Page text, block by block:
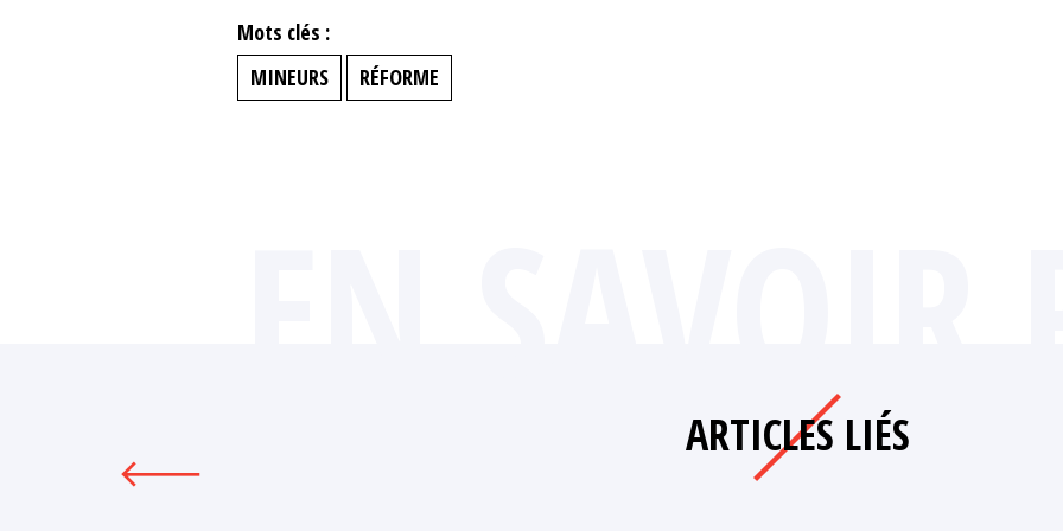
Mots clés :
MINEURS
RÉFORME
ARTICLES LIÉS